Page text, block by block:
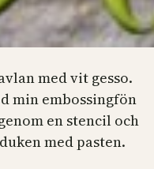
med vit gesso.
min embossingfön
en stencil och
med pasten.